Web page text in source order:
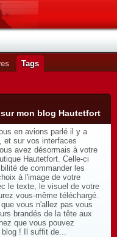
Tags
mon blog Hautetfort
en avions parlé il y a
et sur vos interfaces
avez désormais à votre
Hautetfort. Celle-ci
de commander les
à l'image de votre
le texte, le visuel de votre
vous-même téléchargé.
vous n'allez pas vous
brandés de la tête aux
que vous pouvez
blog ! Il suffit de...